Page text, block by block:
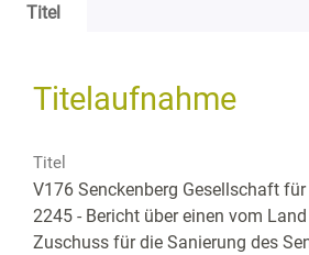
Titel
Titelaufnahme
Titel
V176 Senckenberg Gesellschaft
2245 - Bericht über einen vom
Zuschuss für die Sanierung des